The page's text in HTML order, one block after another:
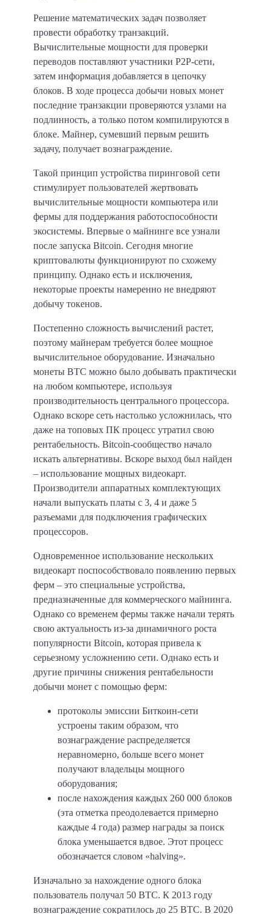
Решение математических задач позволяет
провести обработку транзакций.
Вычислительные мощности для проверки
переводов поставляют участники P2P-сети,
затем информация добавляется в цепочку
блоков. В ходе процесса добычи новых монет
последние транзакции проверяются узлами на
подлинность, а только потом компилируются в
блоке. Майнер, сумевший первым решить
задачу, получает вознаграждение.
Такой принцип устройства пиринговой сети
стимулирует пользователей жертвовать
вычислительные мощности компьютера или
фермы для поддержания работоспособности
экосистемы. Впервые о майнинге все узнали
после запуска Bitcoin. Сегодня многие
криптовалюты функционируют по схожему
принципу. Однако есть и исключения,
некоторые проекты намеренно не внедряют
добычу токенов.
Постепенно сложность вычислений растет,
поэтому майнерам требуется более мощное
вычислительное оборудование. Изначально
монеты BTC можно было добывать практически
на любом компьютере, используя
производительность центрального процессора.
Однако вскоре сеть настолько усложнилась, что
даже на топовых ПК процесс утратил свою
рентабельность. Bitcoin-сообщество начало
искать альтернативы. Вскоре выход был найден
– использование мощных видеокарт.
Производители аппаратных комплектующих
начали выпускать платы с 3, 4 и даже 5
разъемами для подключения графических
процессоров.
Одновременное использование нескольких
видеокарт поспособствовало появлению первых
ферм – это специальные устройства,
предназначенные для коммерческого майнинга.
Однако со временем фермы также начали терять
свою актуальность из-за динамичного роста
популярности Bitcoin, которая привела к
серьезному усложнению сети. Однако есть и
другие причины снижения рентабельности
добычи монет с помощью ферм:
протоколы эмиссии Биткоин-сети
устроены таким образом, что
вознаграждение распределяется
неравномерно, больше всего монет
получают владельцы мощного
оборудования;
после нахождения каждых 260 000 блоков
(эта отметка преодолевается примерно
каждые 4 года) размер награды за поиск
блока уменьшается вдвое. Этот процесс
обозначается словом «halving».
Изначально за нахождение одного блока
пользователь получал 50 BTC. К 2013 году
вознаграждение сократилось до 25 BTC. В 2020